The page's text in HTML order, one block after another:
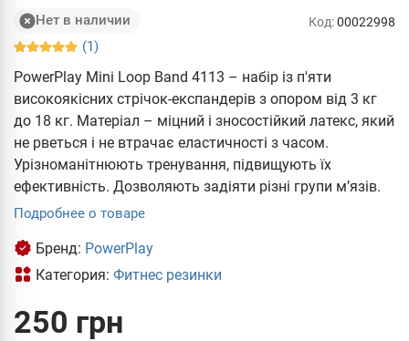
Нет в наличии
(1)
Код:00022998
PowerPlay Mini Loop Band 4113 – набір із п'яти
високоякісних стрічок-експандерів з опором від 3 кг
до 18 кг. Матеріал – міцний і зносостійкий латекс, який
не рветься і не втрачає еластичності з часом.
Урізноманітнюють тренування, підвищують їх
ефективність. Дозволяють задіяти різні групи м’язів.
Подробнее о товаре
Бренд: PowerPlay
Категория: Фитнес резинки
250 грн